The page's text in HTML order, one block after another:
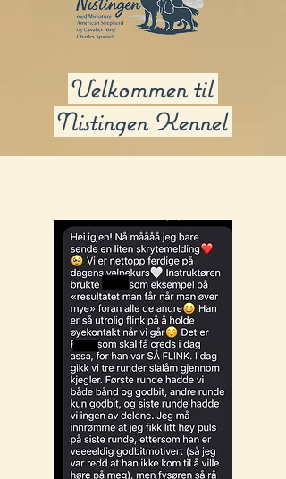
Velkommen til
Nistingen Kennel